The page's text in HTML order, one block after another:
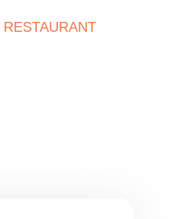
RESTAURANT